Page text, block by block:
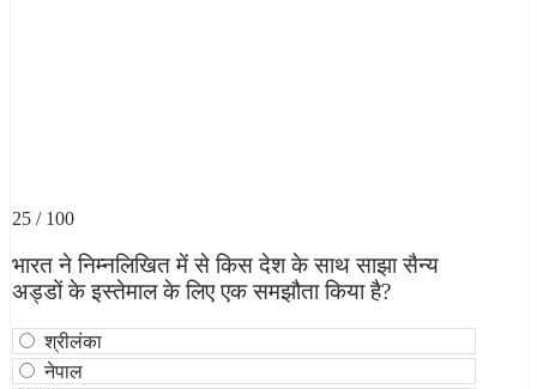
25 / 100
भारत ने निम्नलिखित में से किस देश के साथ साझा सैन्य
अड्डों के इस्तेमाल के लिए एक समझौता किया है?
श्रीलंका
नेपाल